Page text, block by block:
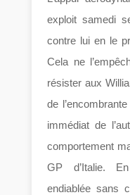
exploit samedi
contre lui en le
Cela ne
résister aux
de
immédiat de
comportement
GP d’Italie.
endiablée sans